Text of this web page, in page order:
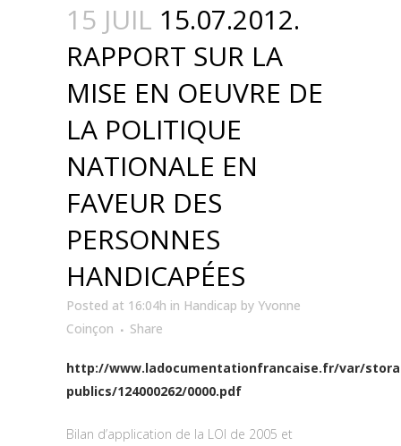
15 JUIL 15.07.2012.
RAPPORT SUR LA
MISE EN OEUVRE DE
LA POLITIQUE
NATIONALE EN
FAVEUR DES
PERSONNES
HANDICAPÉES
Posted at 16:04h in Handicap by Yvonne
Coinçon
Share
http://www.ladocumentationfrancaise.fr/var/
publics/124000262/0000.pdf
Bilan d’application de la LOI de 2005 et